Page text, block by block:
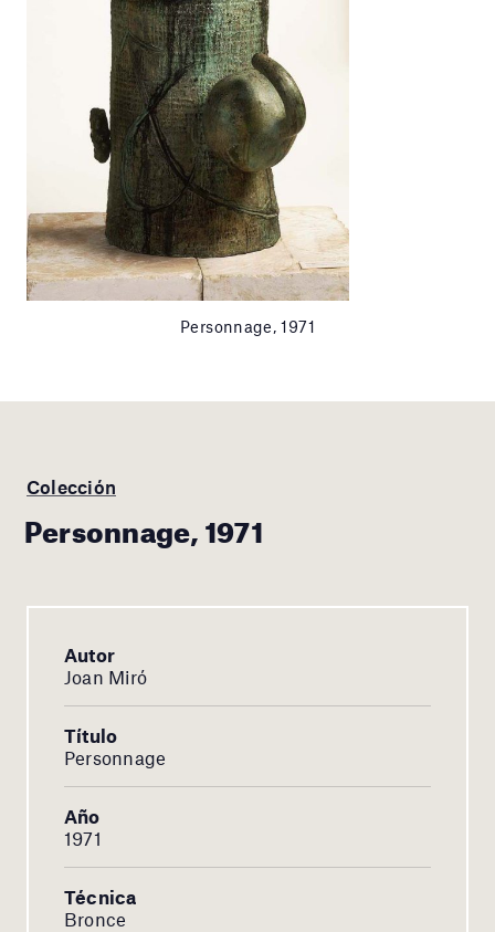
Personnage, 1971
Colección
Personnage, 1971
Autor
Joan Miró
Título
Personnage
Año
1971
Técnica
Bronce